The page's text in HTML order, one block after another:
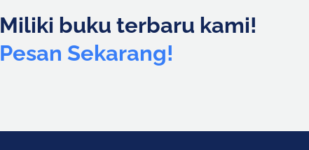
Miliki buku terbaru kami!
Pesan Sekarang!